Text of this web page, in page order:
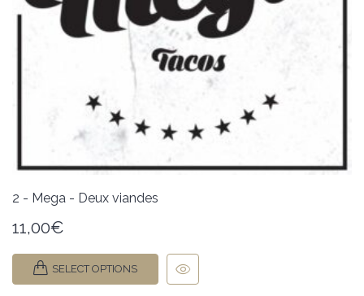
2 - Mega - Deux viandes
11,00€
SELECT OPTIONS